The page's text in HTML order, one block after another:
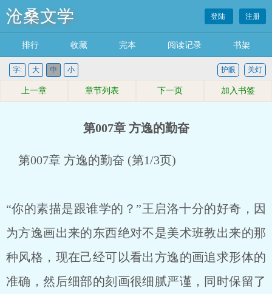
沧桑文学 登陆 注册
排行 收藏 完本 阅读记录 书架
字: 大 中 小 关灯
护眼
上一章 章节列表 下一页 加入书签
第007章 方逸的勤奋
第007章 方逸的勤奋 (第1/3页)
“你的素描是跟谁学的？”王启洛十分的好奇，因
为方逸画出来的东西绝对不是美术班教出来的那
种风格，现在己经可以看出方逸的画追求形体的
准确，然后细部的刻画很细腻严谨，同时保留了